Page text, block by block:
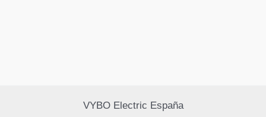
VYBO Electric España